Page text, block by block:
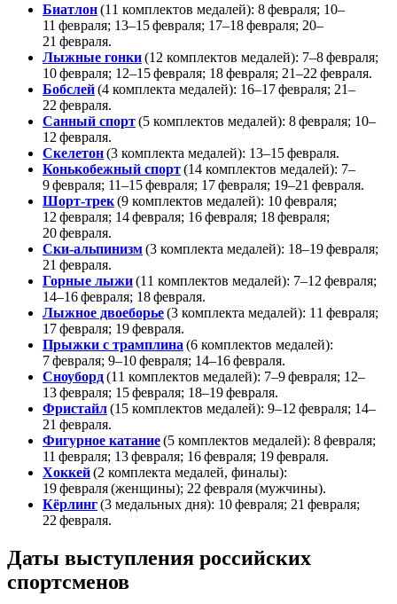
Биатлон(11 комплектов медалей): 8 февраля; 10–
11 февраля; 13–15 февраля; 17–18 февраля; 20–
21 февраля.
Лыжные гонки(12 комплектов медалей): 7–8 февраля;
10 февраля; 12–15 февраля; 18 февраля; 21–22 февраля.
Бобслей(4 комплекта медалей): 16–17 февраля; 21–
22 февраля.
Санный спорт(5 комплектов медалей): 8 февраля; 10–
12 февраля.
Скелетон(3 комплекта медалей): 13–15 февраля.
Конькобежный спорт(14 комплектов медалей): 7–
9 февраля; 11–15 февраля; 17 февраля; 19–21 февраля.
Шорт‑трек(9 комплектов медалей): 10 февраля;
12 февраля; 14 февраля; 16 февраля; 18 февраля;
20 февраля.
Ски‑альпинизм(3 комплекта медалей): 18–19 февраля;
21 февраля.
Горные лыжи(11 комплектов медалей): 7–12 февраля;
14–16 февраля; 18 февраля.
Лыжное двоеборье(3 комплекта медалей): 11 февраля;
17 февраля; 19 февраля.
Прыжки с трамплина (6 комплектов медалей):
7 февраля; 9–10 февраля; 14–16 февраля.
Сноуборд(11 комплектов медалей): 7–9 февраля; 12–
13 февраля; 15 февраля; 18–19 февраля.
Фристайл(15 комплектов медалей): 9–12 февраля; 14–
21 февраля.
Фигурное катание(5 комплектов медалей): 8 февраля;
11 февраля; 13 февраля; 16 февраля; 19 февраля.
Хоккей(2 комплекта медалей, финалы):
19 февраля (женщины); 22 февраля (мужчины).
Кёрлинг(3 медальных дня): 10 февраля; 21 февраля;
22 февраля.
Даты выступления российских
спортсменов